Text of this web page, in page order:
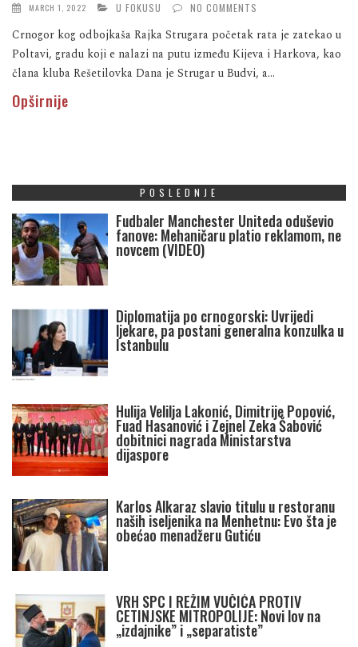
MARCH 1, 2022 U FOKUSU NO COMMENTS
Crnogor kog odbojkaša Rajka Strugara početak rata je zatekao u
Poltavi, gradu koji e nalazi na putu između Kijeva i Harkova, kao
člana kluba Rešetilovka Dana je Strugar u Budvi, a...
Opširnije
POSLEDNJE
Fudbaler Manchester Uniteda oduševio
fanove: Mehaničaru platio reklamom, ne
novcem (VIDEO)
Diplomatija po crnogorski: Uvrijedi
ljekare, pa postani generalna konzulka u
Istanbulu
Hulija Velilja Lakonić, Dimitrije Popović,
Fuad Hasanović i Zejnel Zeka Šabović
dobitnici nagrada Ministarstva
dijaspore
Karlos Alkaraz slavio titulu u restoranu
naših iseljenika na Menhetnu: Evo šta je
obećao menadžeru Gutiću
VRH SPC I REŽIM VUČIĆA PROTIV
CETINJSKE MITROPOLIJE: Novi lov na
„izdajnike” i „separatiste”